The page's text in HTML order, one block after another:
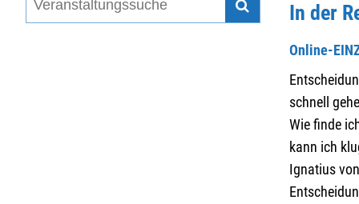
In der
Online-
schnell
Wie finde
kann ich
Ignatius